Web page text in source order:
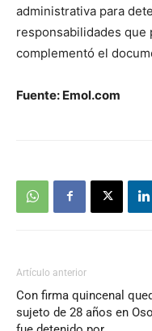
administrativa para
responsabilidades que
complementó el
Fuente: Emol.com
Artículo anterior
Con firma quincenal
sujeto de 28 años en